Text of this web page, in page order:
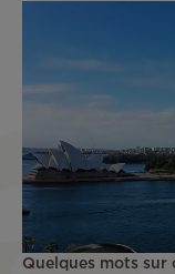
Quelques mots sur